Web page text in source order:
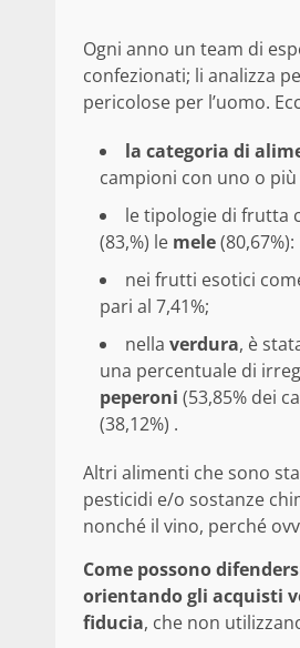
Ogni anno un team di
confezionati; li analizza
pericolose per l’uomo.
la categoria di
campioni con uno o
le tipologie di frutta
(83,%) le mele(80,67%):
nei frutti esotici
pari al 7,41%;
nella verdura, è
una percentuale di
peperoni (53,85% dei
(38,12%) .
Altri alimenti che sono
pesticidi e/o sostanze
nonché il vino, perché
Come possono
orientando gli acquisti
fiducia, che non